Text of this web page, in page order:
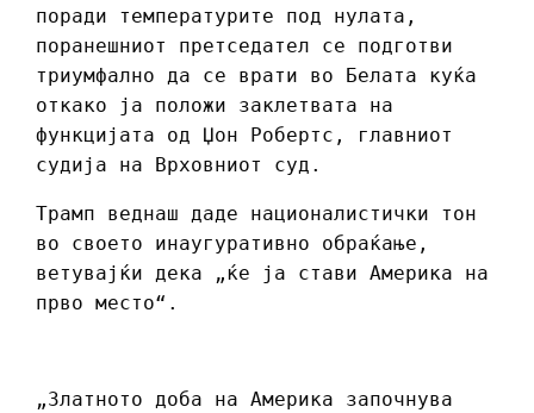
поради температурите под нулата,
поранешниот претседател се подготви
триумфално да се врати во Белата куќа
откако ја положи заклетвата на
функцијата од Џон Робертс, главниот
судија на Врховниот суд.
Трамп веднаш даде националистички тон
во своето инаугуративно обраќање,
ветувајќи дека „ќе ја стави Америка на
прво место“.
„Златното доба на Америка започнува